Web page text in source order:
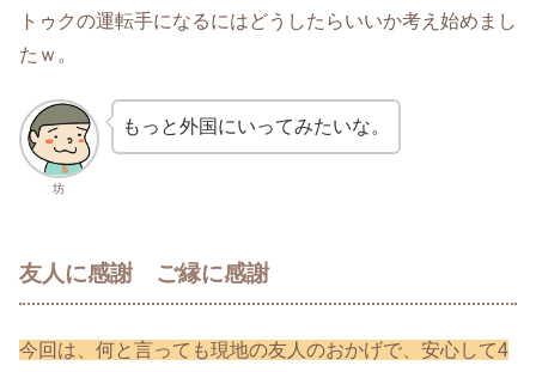
トゥクの運転手になるにはどうしたらいいか考え始めまし
たｗ。
坊
もっと外国にいってみたいな。
友人に感謝 ご縁に感謝
今回は、何と言っても現地の友人のおかげで、安心して4